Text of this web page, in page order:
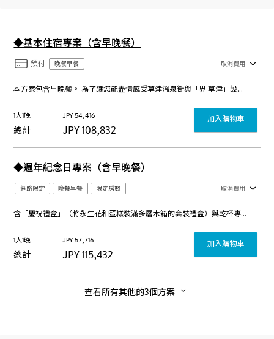
◆基本住宿專案（含早晚餐）
預付 晚餐早餐 取消費用
本方案包含早晚餐。 為了讓您能盡情感受草津溫泉街與「界 草津」設施的魅力，我們誠摯推薦您連住。預訂兩晚起，從第二晚開始的房費僅需首晚的一半左右。 期待您透過連住，深度體驗草津溫泉的趣致。 （亦接受一晚起訂。）
1人1晚 JPY 54,416
總計 JPY 108,832
加入購物車
◆週年紀念日專案（含早晚餐）
網路限定 晚餐早餐 限定房數 取消費用
含「慶祝禮盒」（將永生花和蛋糕裝滿多層木箱的套裝禮盒）與乾杯專用「日本酒氣泡酒」的方案。 本方案包含早晚餐。 為了讓您能盡情感受草津溫泉街與「界 草津」設施的魅力，我們誠摯推薦您連住。預訂兩晚起，從第二晚開始的房費僅需首晚的一半左右。 期待您透過連住，深度體驗草津溫泉的趣致。 （亦接受一晚起訂。）
1人1晚 JPY 57,716
總計 JPY 115,432
加入購物車
查看所有其他的3個方案